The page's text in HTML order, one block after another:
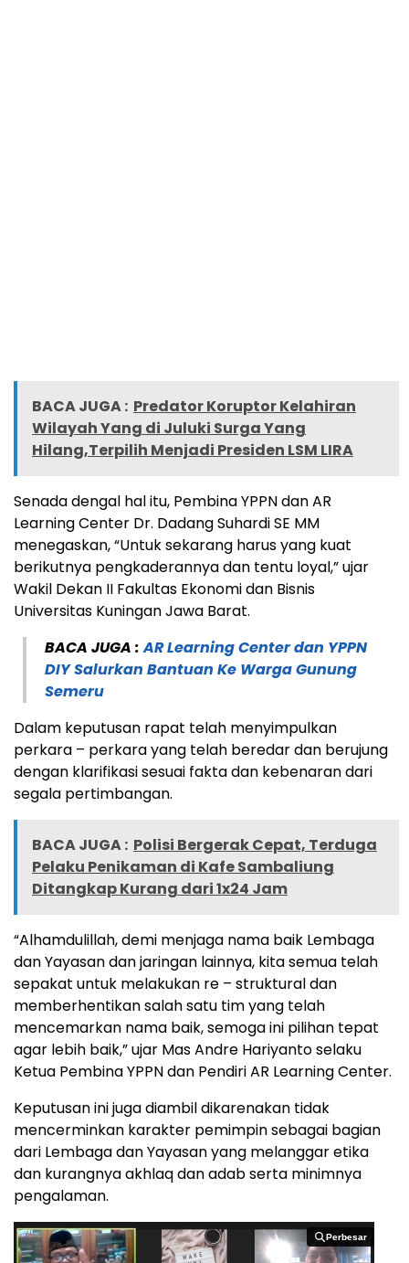
BACA JUGA : Predator Koruptor Kelahiran
Wilayah Yang di Juluki Surga Yang
Hilang,Terpilih Menjadi Presiden LSM LIRA
Senada dengal hal itu, Pembina YPPN dan AR
Learning Center Dr. Dadang Suhardi SE MM
menegaskan, “Untuk sekarang harus yang kuat
berikutnya pengkaderannya dan tentu loyal,” ujar
Wakil Dekan II Fakultas Ekonomi dan Bisnis
Universitas Kuningan Jawa Barat.
BACA JUGA :AR Learning Center dan YPPN
DIY Salurkan Bantuan Ke Warga Gunung
Semeru
Dalam keputusan rapat telah menyimpulkan
perkara – perkara yang telah beredar dan berujung
dengan klarifikasi sesuai fakta dan kebenaran dari
segala pertimbangan.
BACA JUGA : Polisi Bergerak Cepat, Terduga
Pelaku Penikaman di Kafe Sambaliung
Ditangkap Kurang dari 1x24 Jam
“Alhamdulillah, demi menjaga nama baik Lembaga
dan Yayasan dan jaringan lainnya, kita semua telah
sepakat untuk melakukan re – struktural dan
memberhentikan salah satu tim yang telah
mencemarkan nama baik, semoga ini pilihan tepat
agar lebih baik,” ujar Mas Andre Hariyanto selaku
Ketua Pembina YPPN dan Pendiri AR Learning Center.
Keputusan ini juga diambil dikarenakan tidak
mencerminkan karakter pemimpin sebagai bagian
dari Lembaga dan Yayasan yang melanggar etika
dan kurangnya akhlaq dan adab serta minimnya
pengalaman.
Perbesar
Perbesar